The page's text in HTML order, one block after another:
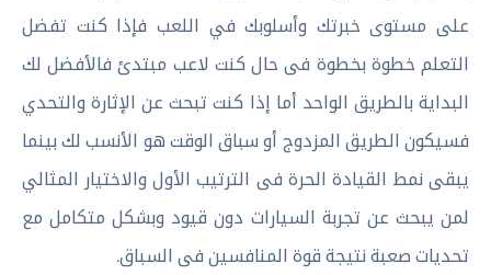
على مستوى خبرتك وأسلوبك في اللعب فإذا كنت تفضل
التعلم خطوة بخطوة فى حال كنت لاعب مبتدئ فالأفضل لك
البداية بالطريق الواحد أما إذا كنت تبحث عن الإثارة والتحدي
فسيكون الطريق المزدوج أو سباق الوقت هو الأنسب لك بينما
يبقى نمط القيادة الحرة فى الترتيب الأول والاختيار المثالي
لمن يبحث عن تجربة السيارات دون قيود وبشكل متكامل مع
تحديات صعبة نتيجة قوة المنافسين فى السباق.